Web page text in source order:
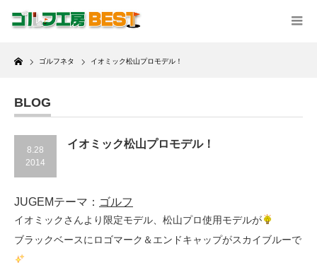
Home
ゴルフネタ イオミック松山プロモデル！
BLOG
8.28
2014
イオミック松山プロモデル！
JUGEMテーマ： ゴルフ
イオミックさんより限定モデル、松山プロ使用モデルが
ブラックベースにロゴマーク＆エンドキャップがスカイブルーで